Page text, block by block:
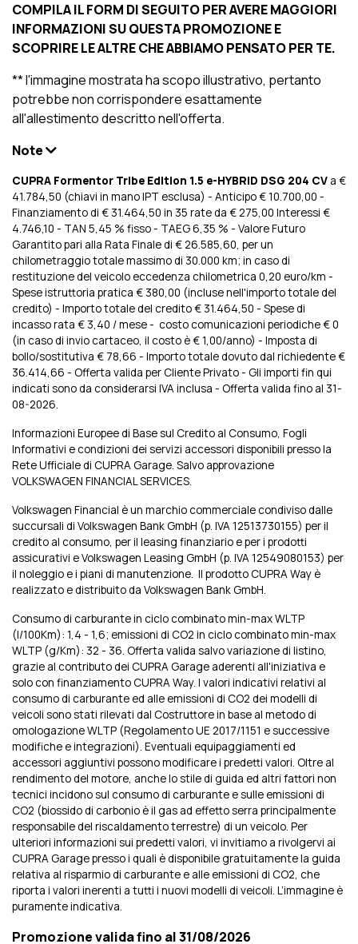
COMPILA IL FORM DI SEGUITO PER AVERE MAGGIORI
INFORMAZIONI SU QUESTA PROMOZIONE E
SCOPRIRE LE ALTRE CHE ABBIAMO PENSATO PER TE.
** l'immagine mostrata ha scopo illustrativo, pertanto
potrebbe non corrispondere esattamente
all'allestimento descritto nell'offerta.
Note
CUPRA Formentor Tribe Edition 1.5 e-HYBRID DSG 204 CV a €
41.784,50 (chiavi in mano IPT esclusa) - Anticipo € 10.700,00 -
Finanziamento di € 31.464,50 in 35 rate da € 275,00 Interessi €
4.746,10 - TAN 5,45 % fisso - TAEG 6,35 % - Valore Futuro
Garantito pari alla Rata Finale di € 26.585,60, per un
chilometraggio totale massimo di 30.000 km; in caso di
restituzione del veicolo eccedenza chilometrica 0,20 euro/km -
Spese istruttoria pratica € 380,00 (incluse nell'importo totale del
credito) - Importo totale del credito € 31.464,50 - Spese di
incasso rata € 3,40 / mese - costo comunicazioni periodiche € 0
(in caso di invio cartaceo, il costo è € 1,00/anno) - Imposta di
bollo/sostitutiva € 78,66 - Importo totale dovuto dal richiedente €
36.414,66 - Offerta valida per Cliente Privato - Gli importi fin qui
indicati sono da considerarsi IVA inclusa - Offerta valida fino al 31-
08-2026.
Informazioni Europee di Base sul Credito al Consumo, Fogli
Informativi e condizioni dei servizi accessori disponibili presso la
Rete Ufficiale di CUPRA Garage. Salvo approvazione
VOLKSWAGEN FINANCIAL SERVICES.
Volkswagen Financial è un marchio commerciale condiviso dalle
succursali di Volkswagen Bank GmbH (p. IVA 12513730155) per il
credito al consumo, per il leasing finanziario e per i prodotti
assicurativi e Volkswagen Leasing GmbH (p. IVA 12549080153) per
il noleggio e i piani di manutenzione. Il prodotto CUPRA Way è
realizzato e distribuito da Volkswagen Bank GmbH.
Consumo di carburante in ciclo combinato min-max WLTP
(l/100Km): 1,4 - 1,6; emissioni di CO2 in ciclo combinato min-max
WLTP (g/Km): 32 - 36. Offerta valida salvo variazione di listino,
grazie al contributo dei CUPRA Garage aderenti all'iniziativa e
solo con finanziamento CUPRA Way. I valori indicativi relativi al
consumo di carburante ed alle emissioni di CO2 dei modelli di
veicoli sono stati rilevati dal Costruttore in base al metodo di
omologazione WLTP (Regolamento UE 2017/1151 e successive
modifiche e integrazioni). Eventuali equipaggiamenti ed
accessori aggiuntivi possono modificare i predetti valori. Oltre al
rendimento del motore, anche lo stile di guida ed altri fattori non
tecnici incidono sul consumo di carburante e sulle emissioni di
CO2 (biossido di carbonio è il gas ad effetto serra principalmente
responsabile del riscaldamento terrestre) di un veicolo. Per
ulteriori informazioni sui predetti valori, vi invitiamo a rivolgervi ai
CUPRA Garage presso i quali è disponibile gratuitamente la guida
relativa al risparmio di carburante e alle emissioni di CO2, che
riporta i valori inerenti a tutti i nuovi modelli di veicoli. L’immagine è
puramente indicativa.
Promozione valida fino al 31/08/2026